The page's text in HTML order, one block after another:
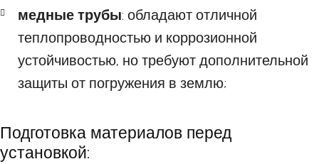
медные трубы: обладают отличной
теплопроводностью и коррозионной
устойчивостью, но требуют дополнительной
защиты от погружения в землю;
Подготовка материалов перед
установкой: